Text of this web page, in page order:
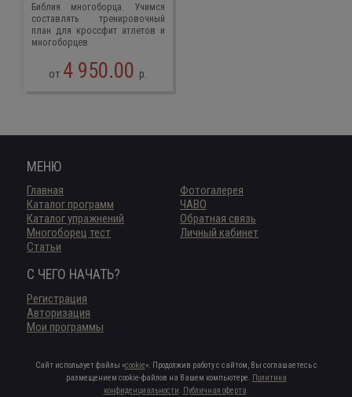
Библия многоборца. Учимся
составлять тренировочный
план для кроссфит атлетов и
многоборцев
от 4 950.00 р.
МЕНЮ
Главная
Каталог программ
Каталог упражнений
Многоборец тест
Статьи
Фотогалерея
ЧАВО
Обратная связь
Личный кабинет
С ЧЕГО НАЧАТЬ?
Регистрация
Авторизация
Мои программы
Сайт использует файлы «cookie». Продолжив работу с сайтом, Вы соглашаетесь с
размещением cookie-файлов на Вашем компьютере. Политика
конфиденциальности. Публичная оферта.